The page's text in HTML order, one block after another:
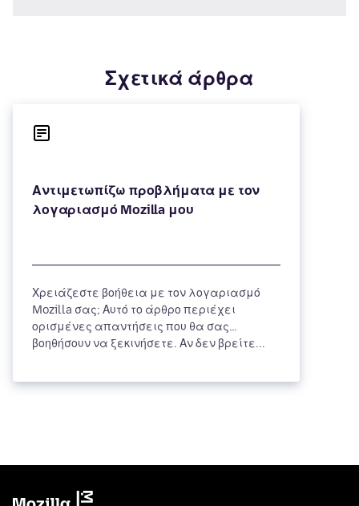
Σχετικά άρθρα
Αντιμετωπίζω προβλήματα με τον
Χρειάζεστε βοήθεια με τον λογαριασμό
Mozilla σας; Αυτό το άρθρο περιέχει
ορισμένες απαντήσεις που θα σας
βοηθήσουν να ξεκινήσετε. Αν δεν βρείτε...